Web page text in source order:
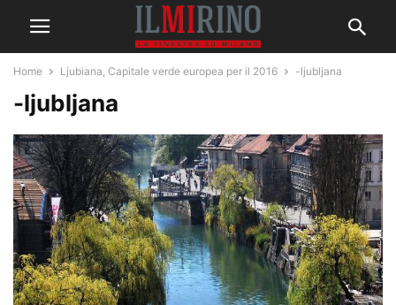
Home Ljubiana, Capitale verde europea per il 2016 -ljubljana
-ljubljana